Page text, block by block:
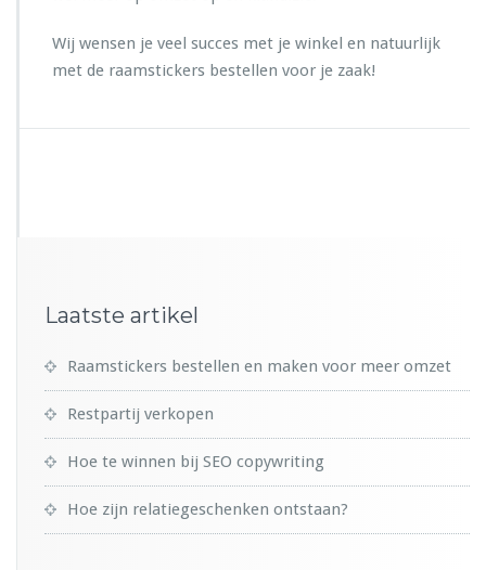
Wij wensen je veel succes met je winkel en natuurlijk
met de raamstickers bestellen voor je zaak!
Laatste artikel
Raamstickers bestellen en maken voor meer omzet
Restpartij verkopen
Hoe te winnen bij SEO copywriting
Hoe zijn relatiegeschenken ontstaan?